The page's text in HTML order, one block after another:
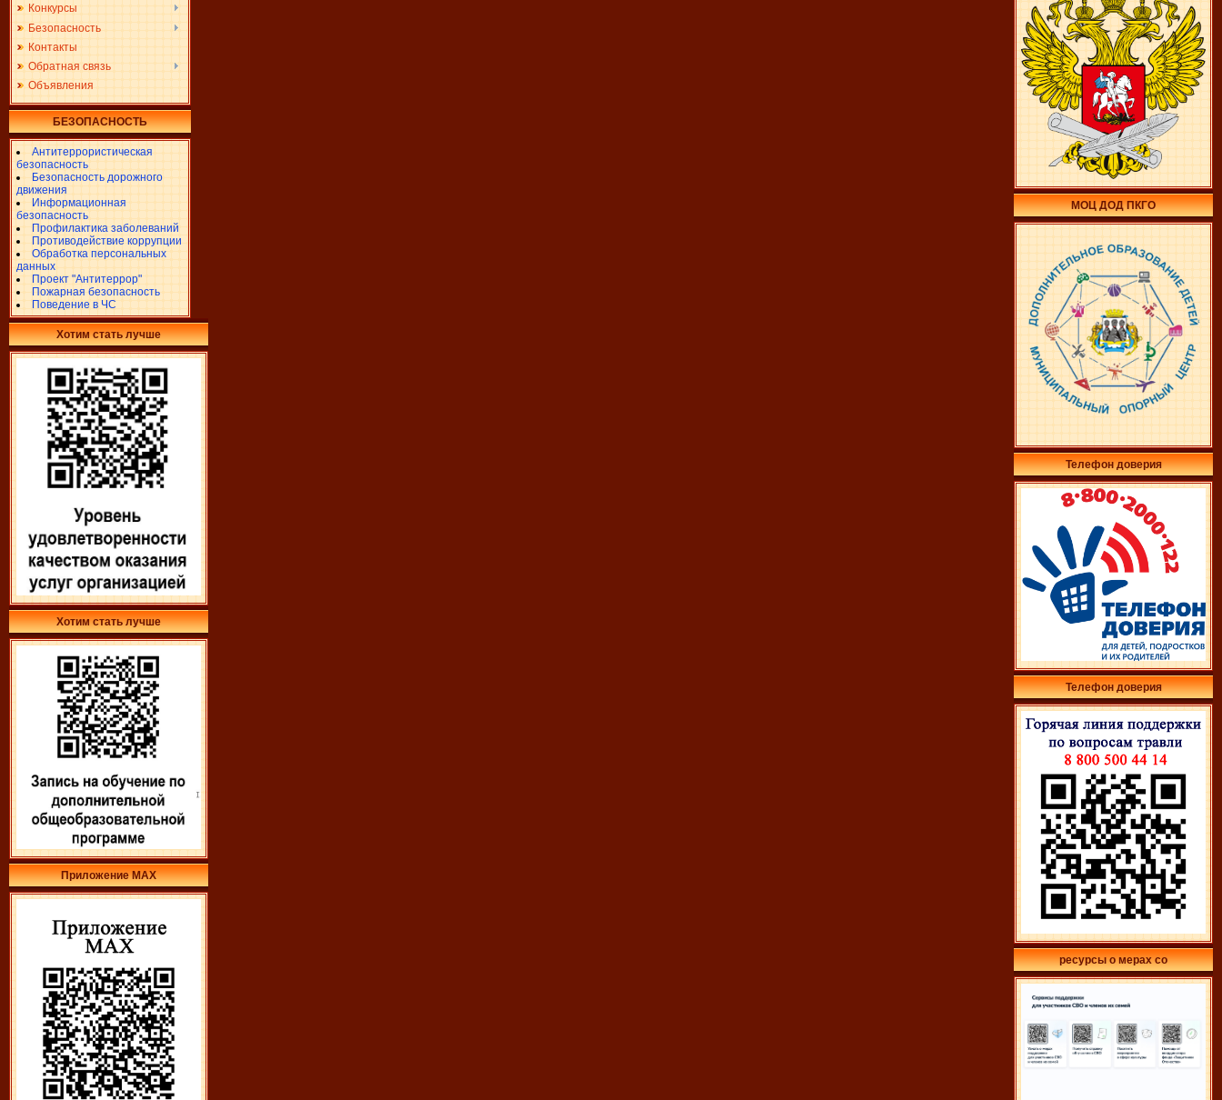
Конкурсы
Безопасность
Контакты
Обратная связь
Объявления
БЕЗОПАСНОСТЬ
Антитеррористическая
безопасность
Безопасность дорожного
движения
Информационная
безопасность
Профилактика заболеваний
Противодействие коррупции
Обработка персональных
данных
Проект "Антитеррор"
Пожарная безопасность
Поведение в ЧС
Хотим стать лучше
Хотим стать лучше
Приложение МАХ
МОЦ ДОД ПКГО
Телефон доверия
Телефон доверия
ресурсы о мерах со